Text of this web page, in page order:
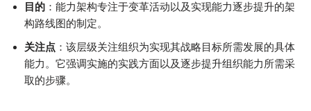
目的 ：能力架构专注于变革活动以及实现能力逐步提升的架
构路线图的制定。
关注点 ：该层级关注组织为实现其战略目标所需发展的具体
能力。它强调实施的实践方面以及逐步提升组织能力所需采
取的步骤。